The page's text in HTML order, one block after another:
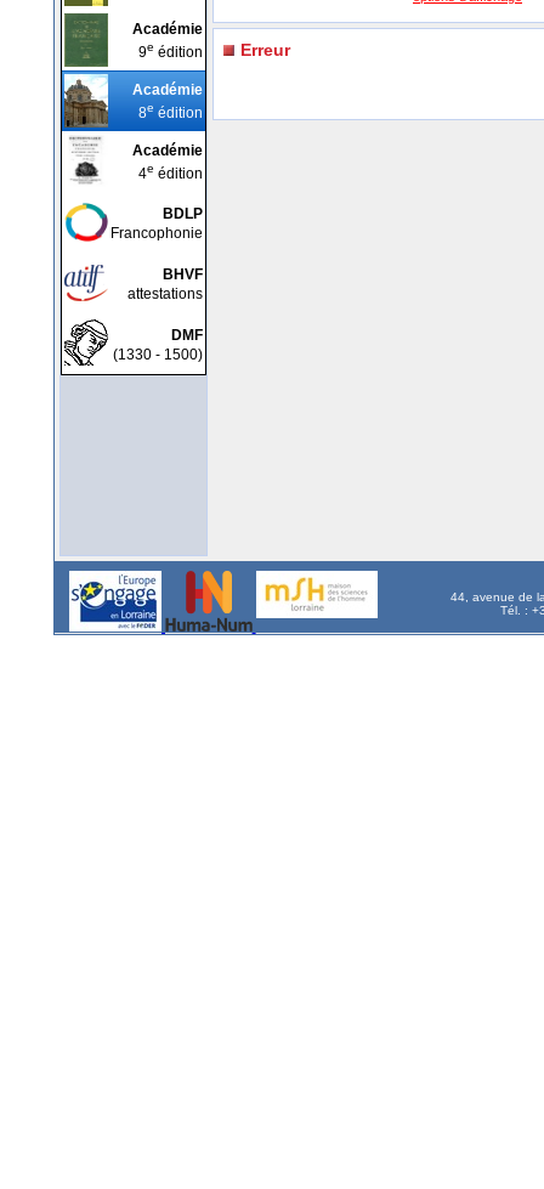
Académie
9e édition
Académie
8e édition
Académie
4e édition
BDLP
Francophonie
BHVF
attestations
DMF
(1330 - 1500)
Erreur
44, avenue de
Tél. :